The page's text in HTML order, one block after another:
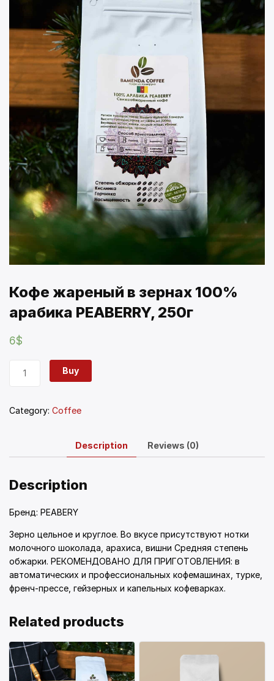
Кофе жареный в зернах 100%
арабика PEABERRY, 250г
6$
Buy
Category: Coffee
Description Reviews (0)
Description
Бренд: PEABERY
Зерно цельное и круглое. Во вкусе присутствуют нотки
молочного шоколада, арахиса, вишни Средняя степень
обжарки. РЕКОМЕНДОВАНО ДЛЯ ПРИГОТОВЛЕНИЯ: в
автоматических и профессиональных кофемашинах, турке,
френч-прессе, гейзерных и капельных кофеварках.
Related products